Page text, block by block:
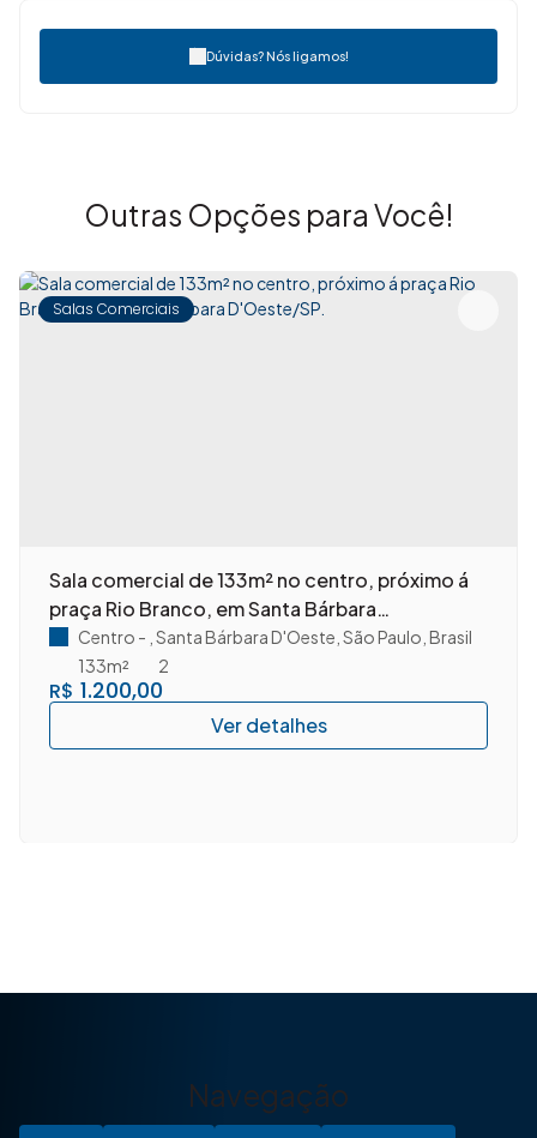
Dúvidas? Nós ligamos!
Outras Opções para Você!
Salas Comerciais
Sala comercial de 133m² no centro, próximo á
praça Rio Branco, em Santa Bárbara
D'Oeste/SP.
R$ 1.200,00
Centro Santa Bárbara D'Oeste São Paulo Brasil
2
133m²
Navegação